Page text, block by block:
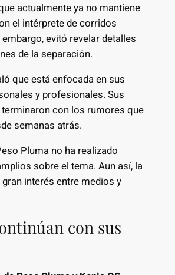
actualmente ya no mantiene
el intérprete de corridos
evitó revelar detalles
de la separación.
que está enfocada en sus
y profesionales. Sus
con los rumores que
semanas atrás.
Pluma no ha realizado
sobre el tema. Aun así, la
interés entre medios y
con sus